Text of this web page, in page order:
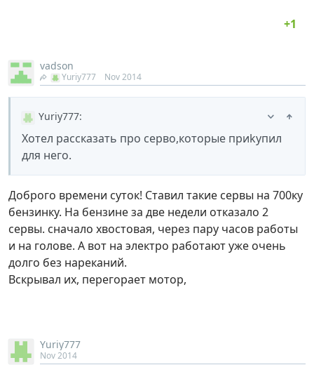
vadson
Yuriy777 Nov 2014
Yuriy777:
Хотел рассказать про серво,которые приkупил
для него.
Доброго времени суток! Ставил такие сервы на 700ку
бензинку. На бензине за две недели отказало 2
сервы. сначало хвостовая, через пару часов работы
и на голове. А вот на электро работают уже очень
долго без нареканий.
Вскрывал их, перегорает мотор,
Yuriy777
Nov 2014